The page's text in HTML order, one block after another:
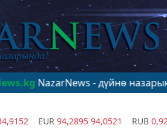
- дүйнө назарында!
EUR 94,2895 94,0521 RUB